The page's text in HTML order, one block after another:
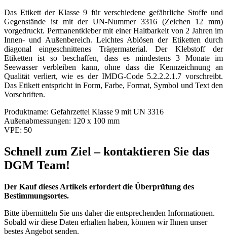
Das Etikett der Klasse 9 für verschiedene gefährliche Stoffe und
Gegenstände ist mit der UN-Nummer 3316 (Zeichen 12 mm)
vorgedruckt. Permanentkleber mit einer Haltbarkeit von 2 Jahren im
Innen- und Außenbereich. Leichtes Ablösen der Etiketten durch
diagonal eingeschnittenes Trägermaterial. Der Klebstoff der
Etiketten ist so beschaffen, dass es mindestens 3 Monate im
Seewasser verbleiben kann, ohne dass die Kennzeichnung an
Qualität verliert, wie es der IMDG-Code 5.2.2.2.1.7 vorschreibt.
Das Etikett entspricht in Form, Farbe, Format, Symbol und Text den
Vorschriften.
Produktname: Gefahrzettel Klasse 9 mit UN 3316
Außenabmessungen: 120 x 100 mm
VPE: 50
Schnell zum Ziel – kontaktieren Sie das
DGM Team!
Der Kauf dieses Artikels erfordert die Überprüfung des
Bestimmungsortes.
Bitte übermitteln Sie uns daher die entsprechenden Informationen.
Sobald wir diese Daten erhalten haben, können wir Ihnen unser
bestes Angebot senden.